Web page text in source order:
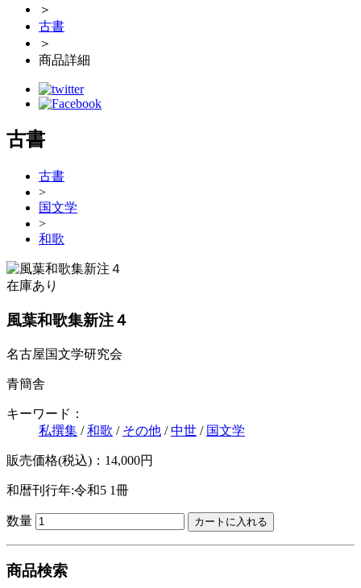
＞
古書
＞
商品詳細
古書
古書
>
国文学
>
和歌
在庫あり
風葉和歌集新注４
名古屋国文学研究会
青簡舎
キーワード：
私撰集 /和歌 / その他 /中世 / 国文学
販売価格(税込)：14,000円
和暦刊行年:令和5 1冊
数量
商品検索